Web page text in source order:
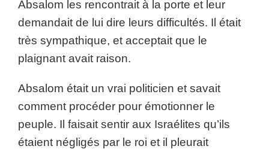
Absalom les rencontrait à la porte et leur
demandait de lui dire leurs difficultés. Il était
très sympathique, et acceptait que le
plaignant avait raison.
Absalom était un vrai politicien et savait
comment procéder pour émotionner le
peuple. Il faisait sentir aux Israélites qu’ils
étaient négligés par le roi et il pleurait